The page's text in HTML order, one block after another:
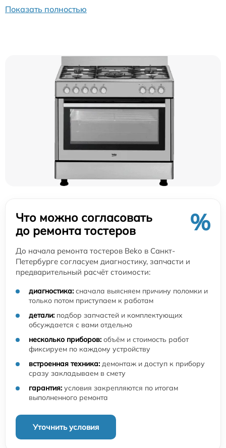
Показать полностью
Что можно согласовать
до ремонта тостеров
%
До начала ремонта тостеров Beko в Санкт-
Петербурге согласуем диагностику, запчасти и
предварительный расчёт стоимости:
диагностика: сначала выясняем причину поломки и
только потом приступаем к работам
детали: подбор запчастей и комплектующих
обсуждается с вами отдельно
несколько приборов: объём и стоимость работ
фиксируем по каждому устройству
встроенная техника: демонтаж и доступ к прибору
сразу закладываем в смету
гарантия: условия закрепляются по итогам
выполненного ремонта
Уточнить условия